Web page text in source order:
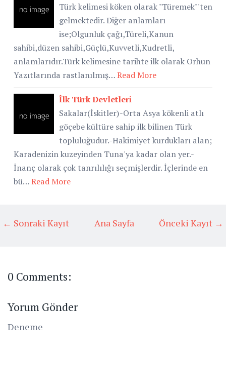
Türk kelimesi köken olarak "Türemek"'ten
gelmektedir. Diğer anlamları
ise;Olgunluk çağı,Türeli,Kanun
sahibi,düzen sahibi,Güçlü,Kuvvetli,Kudretli,
anlamlarıdır.Türk kelimesine tarihte ilk olarak Orhun
Yazıtlarında rastlanılmış…Read More
İlk Türk Devletleri
Sakalar(İskitler)-Orta Asya kökenli atlı
göçebe kültüre sahip ilk bilinen Türk
topluluğudur.-Hakimiyet kurdukları alan;
Karadenizin kuzeyinden Tuna'ya kadar olan yer.-
İnanç olarak çok tanrılılığı seçmişlerdir. İçlerinde en
bü…Read More
← Sonraki Kayıt Önceki Kayıt →
Ana Sayfa
0 Comments:
Yorum Gönder
Deneme